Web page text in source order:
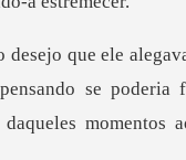
se poderia